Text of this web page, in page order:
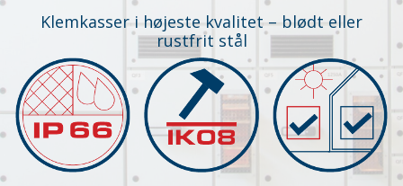
Klemkasser i højeste kvalitet – blødt eller
rustfrit stål